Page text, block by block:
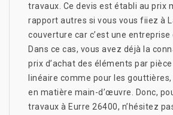
travaux. Ce devis est établi au prix
rapport autres si vous vous fiiez à
couverture car c’est une entreprise
Dans ce cas, vous avez déjà la
prix d’achat des éléments par
linéaire comme pour les
en matière main-d’œuvre. Donc,
travaux à Eurre 26400, n’hésitez